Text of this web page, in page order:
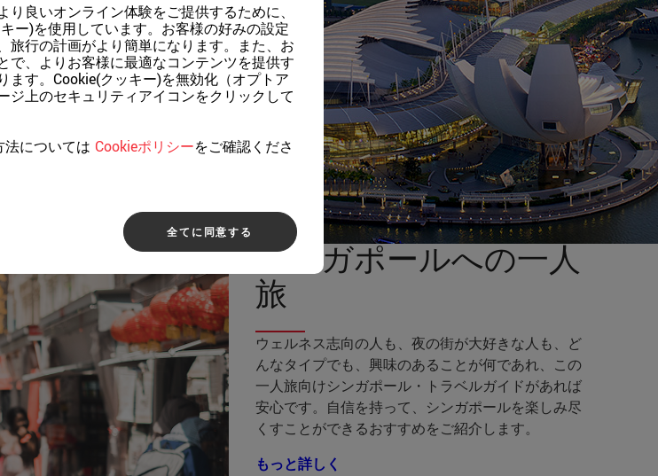
シンガポールへの一人
旅
ウェルネス志向の人も、夜の街が大好きな人も、ど
んなタイプでも、興味のあることが何であれ、この
一人旅向けシンガポール・トラベルガイドがあれば
安心です。自信を持って、シンガポールを楽しみ尽
くすことができるおすすめをご紹介します。
もっと詳しく
良いオンライン体験をご提供するために、
ー)を使用しています。お客様の好みの設定
旅行の計画がより簡単になります。また、お
で、よりお客様に最適なコンテンツを提供す
ます。Cookie(クッキー)を無効化（オプトア
ジ上のセキュリティアイコンをクリックして
法については Cookieポリシーをご確認くださ
全てに同意する